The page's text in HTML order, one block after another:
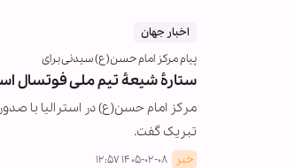
اخبار جهان
پیام مرکز امام حسن(ع) سیدنی برای
ستارۀ شیعۀ تیم ملی فوتسال
مرکز امام حسن(ع) در استرالیا با
تبریک گفت.
خبر ۱۴۰۵-۰۲-۰۸ ۱۲:۵۷